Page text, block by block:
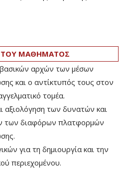
ΤΟΥ ΜΑΘΗΜΑΤΟΣ
αρχών των μέσων
και ο αντίκτυπός τους στον
τομέα.
αξιολόγηση των δυνατών και
των διαφόρων πλατφορμών
για τη δημιουργία και την
περιεχομένου.